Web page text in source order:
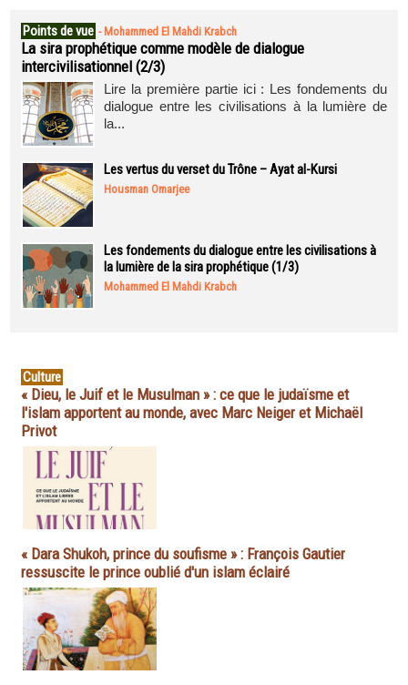
Points de vue - Mohammed El Mahdi Krabch
La sira prophétique comme modèle de dialogue
intercivilisationnel (2/3)
Lire la première partie ici : Les fondements du
dialogue entre les civilisations à la lumière de
la...
Les vertus du verset du Trône – Ayat al-Kursi
Housman Omarjee
Les fondements du dialogue entre les civilisations à
la lumière de la sira prophétique (1/3)
Mohammed El Mahdi Krabch
Culture
« Dieu, le Juif et le Musulman » : ce que le judaïsme et
l'islam apportent au monde, avec Marc Neiger et Michaël
Privot
« Dara Shukoh, prince du soufisme » : François Gautier
ressuscite le prince oublié d'un islam éclairé